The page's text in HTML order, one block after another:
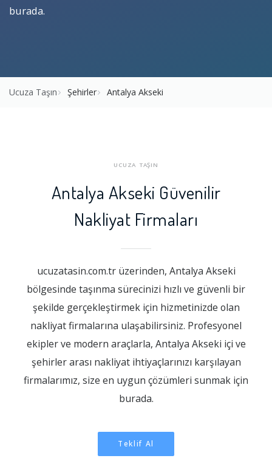
burada.
Ucuza Taşın Şehirler Antalya Akseki
UCUZA TAŞIN
Antalya Akseki Güvenilir
Nakliyat Firmaları
ucuzatasin.com.tr üzerinden, Antalya Akseki
bölgesinde taşınma sürecinizi hızlı ve güvenli bir
şekilde gerçekleştirmek için hizmetinizde olan
nakliyat firmalarına ulaşabilirsiniz. Profesyonel
ekipler ve modern araçlarla, Antalya Akseki içi ve
şehirler arası nakliyat ihtiyaçlarınızı karşılayan
firmalarımız, size en uygun çözümleri sunmak için
burada.
Teklif Al